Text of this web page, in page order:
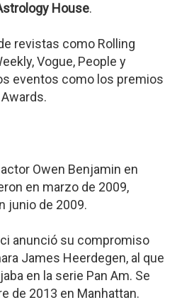
House.
revistas como Rolling
Vogue, People y
eventos como los premios
Owen Benjamin en
en marzo de 2009,
junio de 2009.
anunció su compromiso
James Heerdegen, al que
en la serie Pan Am. Se
de 2013 en Manhattan.